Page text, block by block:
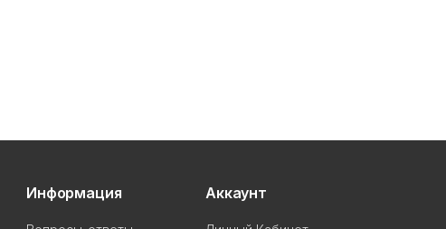
Информация Аккаунт